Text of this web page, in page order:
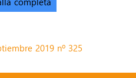
2019 nº 325